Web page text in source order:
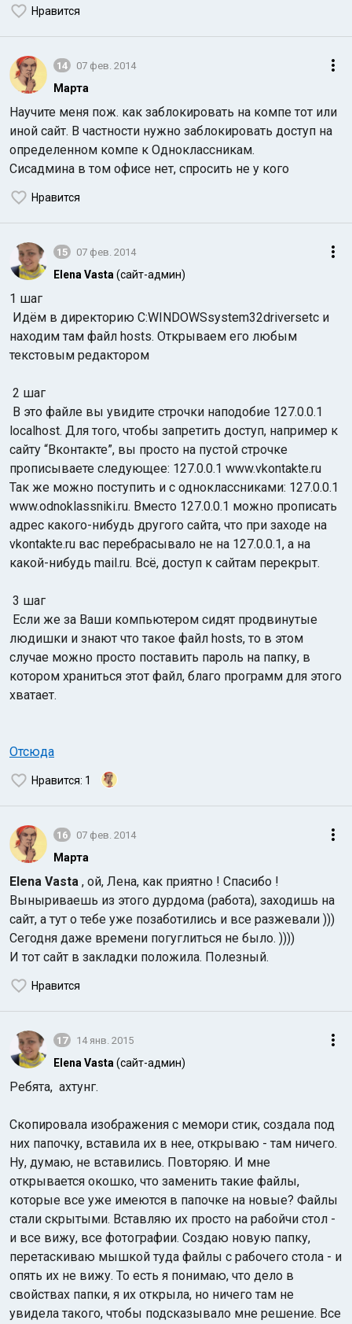
Нравится
14 07 фев. 2014
Марта
Научите меня пож. как заблокировать на компе тот или
иной сайт. В частности нужно заблокировать доступ на
определенном компе к Одноклассникам.
Сисадмина в том офисе нет, спросить не у кого
Нравится
15 07 фев. 2014
Elena Vasta (сайт-админ)
1 шаг
Идём в директорию C:WINDOWSsystem32driversetc и
находим там файл hosts. Открываем его любым
текстовым редактором
2 шаг
В это файле вы увидите строчки наподобие 127.0.0.1
localhost. Для того, чтобы запретить доступ, например к
сайту “Вконтакте”, вы просто на пустой строчке
прописываете следующее: 127.0.0.1 www.vkontakte.ru
Так же можно поступить и с одноклассниками: 127.0.0.1
www.odnoklassniki.ru. Вместо 127.0.0.1 можно прописать
адрес какого-нибудь другого сайта, что при заходе на
vkontakte.ru вас перебрасывало не на 127.0.0.1, а на
какой-нибудь mail.ru. Всё, доступ к сайтам перекрыт.
3 шаг
Если же за Ваши компьютером сидят продвинутые
людишки и знают что такое файл hosts, то в этом
случае можно просто поставить пароль на папку, в
котором храниться этот файл, благо программ для этого
хватает.
Отсюда
Нравится: 1
16 07 фев. 2014
Марта
Elena Vasta , ой, Лена, как приятно ! Спасибо !
Выныриваешь из этого дурдома (работа), заходишь на
сайт, а тут о тебе уже позаботились и все разжевали )))
Сегодня даже времени погуглиться не было. ))))
И тот сайт в закладки положила. Полезный.
Нравится
17 14 янв. 2015
Elena Vasta (сайт-админ)
Ребята, ахтунг.
Скопировала изображения с мемори стик, создала под
них папочку, вставила их в нее, открываю - там ничего.
Ну, думаю, не вставились. Повторяю. И мне
открывается окошко, что заменить такие файлы,
которые все уже имеются в папочке на новые? Файлы
стали скрытыми. Вставляю их просто на рабойчи стол -
и все вижу, все фотографии. Создаю новую папку,
перетаскиваю мышкой туда файлы с рабочего стола - и
опять их не вижу. То есть я понимаю, что дело в
свойствах папки, я их открыла, но ничего там не
увидела такого, чтобы подсказывало мне решение. Все